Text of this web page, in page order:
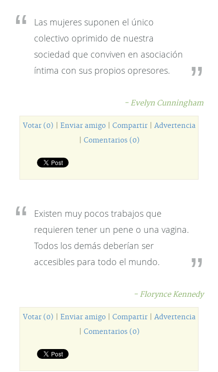
Las mujeres suponen el único
colectivo oprimido de nuestra
sociedad que conviven en asociación
íntima con sus propios opresores.
- Evelyn Cunningham
Votar (0) Enviar amigo| Compartir| Advertencia
Comentarios (0)
Existen muy pocos trabajos que
requieren tener un pene o una vagina.
Todos los demás deberían ser
accesibles para todo el mundo.
- Florynce Kennedy
Votar (0) Enviar amigo| Compartir| Advertencia
Comentarios (0)